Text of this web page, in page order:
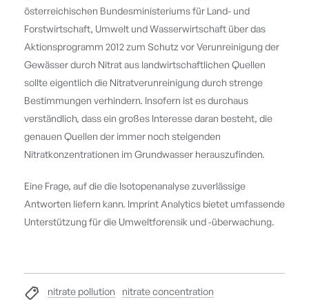
österreichischen Bundesministeriums für Land- und
Forstwirtschaft, Umwelt und Wasserwirtschaft über das
Aktionsprogramm 2012 zum Schutz vor Verunreinigung der
Gewässer durch Nitrat aus landwirtschaftlichen Quellen
sollte eigentlich die Nitratverunreinigung durch strenge
Bestimmungen verhindern. Insofern ist es durchaus
verständlich, dass ein großes Interesse daran besteht, die
genauen Quellen der immer noch steigenden
Nitratkonzentrationen im Grundwasser herauszufinden.
Eine Frage, auf die die Isotopenanalyse zuverlässige
Antworten liefern kann. Imprint Analytics bietet umfassende
Unterstützung für die Umweltforensik und -überwachung.
nitrate pollution
nitrate concentration